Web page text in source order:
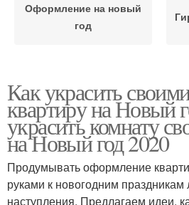
Оформление на новый
год
Комнаты на новый год
Как украсить
квартиру на Новый
украсить комнату
на Новый год 2020
Продумывать оформление
руками к новогодним
наступления. Предлагаем идеи,